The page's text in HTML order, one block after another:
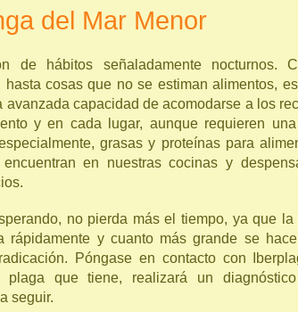
del Mar Menor
de hábitos señaladamente nocturnos.
hasta cosas que no se estiman alimentos,
avanzada capacidad de acomodarse a los
y en cada lugar, aunque requieren
grasas y proteínas para
en nuestras cocinas y
no pierda más el tiempo, ya que la
rápidamente y cuanto más grande se
Póngase en contacto con
que tiene, realizará un
seguir.